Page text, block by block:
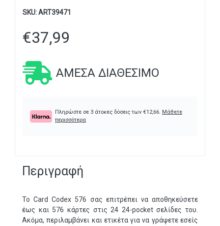
SKU:ART39471
€37,99
ΆΜΕΣΑ ΔΙΑΘΈΣΙΜΟ
Πληρώστε σε 3 άτοκες δόσεις των €12,66. Μάθετε
περισσότερα
Περιγραφή
Το Card Codex 576 σας επιτρέπει να αποθηκεύσετε
έως και 576 κάρτες στις 24 24-pocket σελίδες του.
Ακόμα, περιλαμβάνει και ετικέτα για να γράψετε εσείς